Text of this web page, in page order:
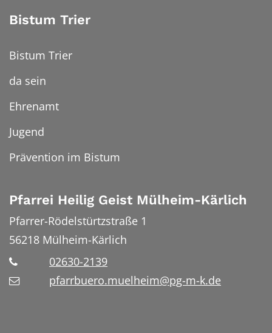
Bistum Trier
Bistum Trier
da sein
Ehrenamt
Jugend
Prävention im Bistum
Pfarrei Heilig Geist Mülheim-Kärlich
Pfarrer-Rödelstürtzstraße 1
56218 Mülheim-Kärlich
02630-2139
pfarrbuero.muelheim@pg-m-k.de